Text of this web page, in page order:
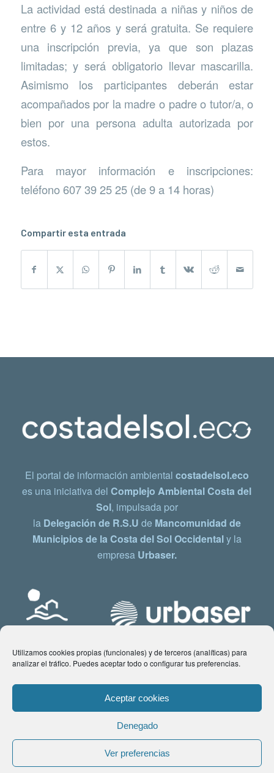
Utilizamos cookies propias (funcionales) y de terceros (analíticas) para
analizar el tráfico. Puedes aceptar todo o configurar tus preferencias.
Aceptar cookies
Denegado
Ver preferencias
La actividad está destinada a niñas y niños de
entre 6 y 12 años y será gratuita. Se requiere
una inscripción previa, ya que son plazas
limitadas; y será obligatorio llevar mascarilla.
Asimismo los participantes deberán estar
acompañados por la madre o padre o tutor/a, o
bien por una persona adulta autorizada por
estos.
Para mayor información e inscripciones:
teléfono 607 39 25 25 (de 9 a 14 horas)
Compartir esta entrada
El portal de información ambiental costadelsol.eco
es una iniciativa delComplejo Ambiental Costa del
Sol, impulsada por
la Delegación de R.S.U de Mancomunidad de
Municipios de la Costa del Sol Occidentaly la
empresa Urbaser.
© Copyright 2021 www.costadelsol.eco. Todos los derechos reservados |
Aviso legal|Política de privacidad|Política de Cookies| Contacto: